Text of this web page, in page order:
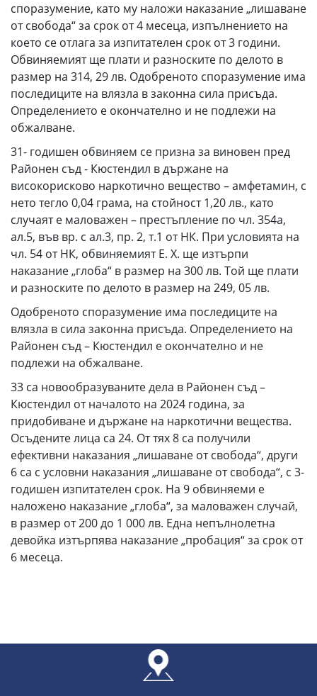
споразумение, като му наложи наказание „лишаване
от свобода“ за срок от 4 месеца, изпълнението на
което се отлага за изпитателен срок от 3 години.
Обвиняемият ще плати и разноските по делото в
размер на 314, 29 лв. Одобреното споразумение има
последиците на влязла в законна сила присъда.
Определението е окончателно и не подлежи на
обжалване.
31- годишен обвиняем се призна за виновен пред
Районен съд - Кюстендил в държане на
високорисково наркотично вещество – амфетамин, с
нето тегло 0,04 грама, на стойност 1,20 лв., като
случаят е маловажен – престъпление по чл. 354а,
ал.5, във вр. с ал.3, пр. 2, т.1 от НК. При условията на
чл. 54 от НК, обвиняемият Е. Х. ще изтърпи
наказание „глоба“ в размер на 300 лв. Той ще плати
и разноските по делото в размер на 249, 05 лв.
Одобреното споразумение има последиците на
влязла в сила законна присъда. Определението на
Районен съд – Кюстендил е окончателно и не
подлежи на обжалване.
33 са новообразуваните дела в Районен съд –
Кюстендил от началото на 2024 година, за
придобиване и държане на наркотични вещества.
Осъдените лица са 24. От тях 8 са получили
ефективни наказания „лишаване от свобода“, други
6 са с условни наказания „лишаване от свобода“, с 3-
годишен изпитателен срок. На 9 обвиняеми е
наложено наказание „глоба“, за маловажен случай,
в размер от 200 до 1 000 лв. Една непълнолетна
девойка изтърпява наказание „пробация“ за срок от
6 месеца.